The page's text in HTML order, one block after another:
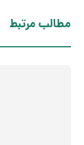
مطالب مرتبط